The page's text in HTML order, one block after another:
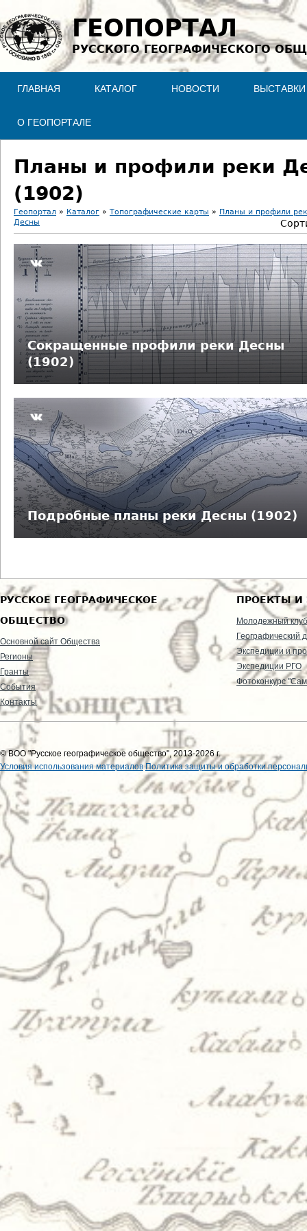
Jump to navigation
ГЕОПОРТАЛ
РУССКОГО ГЕОГРАФИЧЕСКОГО
ГЛАВНАЯ КАТАЛОГ НОВОСТИ ВЫСТАВКИ
О ГЕОПОРТАЛЕ
Планы и профили реки
(1902)
В
ы
д
е
с
ь
Геопортал » Каталог » Топографические карты » Планы и профили
Десны
Сокращенные профили реки Десны
(1902)
Подробные планы реки Десны (1902)
РУССКОЕ ГЕОГРАФИЧЕСКОЕ
ОБЩЕСТВО
Основной сайт Общества
Регионы
Гранты
События
Контакты
ПРОЕКТЫ И
Молодежный клуб
Географический
Экспедиции и
Экспедиции РГО
Фотоконкурс
© ВОО "Русское географическое общество", 2013-2026 г.
Условия использования материалов Политика защиты и обработки